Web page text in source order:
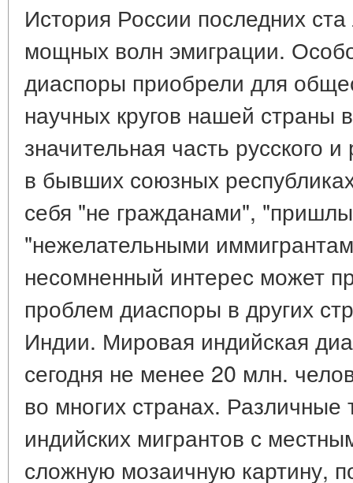
История России последних
мощных волн эмиграции.
диаспоры приобрели для
научных кругов нашей страны
значительная часть русского
в бывших союзных
себя "не гражданами",
"нежелательными
несомненный интерес может
проблем диаспоры в других
Индии. Мировая индийская
сегодня не менее 20 млн.
во многих странах.
индийских мигрантов с
сложную мозаичную картину,